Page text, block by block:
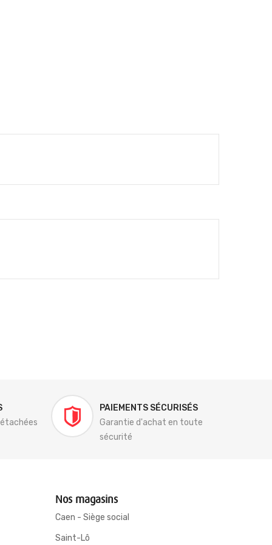
PAIEMENTS SÉCURISÉS
Garantie d'achat en toute
sécurité
Nos magasins
Caen - Siège social
Saint-Lô